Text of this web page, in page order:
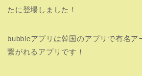
たに登場しました！
bubbleアプリは韓国のアプリで有名ア
繋がれるアプリです！